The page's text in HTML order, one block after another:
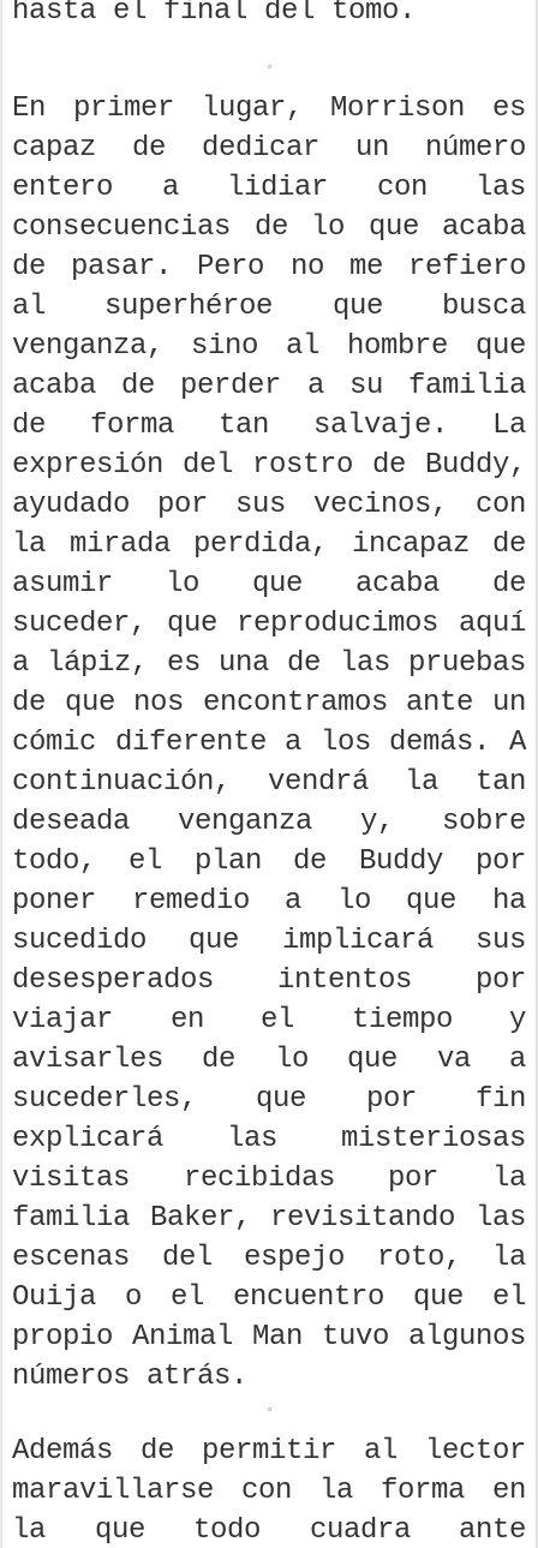
hasta el final del tomo.
En primer lugar, Morrison es
capaz de dedicar un número
entero a lidiar con las
consecuencias de lo que acaba
de pasar. Pero no me refiero
al superhéroe que busca
venganza, sino al hombre que
acaba de perder a su familia
de forma tan salvaje. La
expresión del rostro de Buddy,
ayudado por sus vecinos, con
la mirada perdida, incapaz de
asumir lo que acaba de
suceder, que reproducimos aquí
a lápiz, es una de las pruebas
de que nos encontramos ante un
cómic diferente a los demás. A
continuación, vendrá la tan
deseada venganza y, sobre
todo, el plan de Buddy por
poner remedio a lo que ha
sucedido que implicará sus
desesperados intentos por
viajar en el tiempo y
avisarles de lo que va a
sucederles, que por fin
explicará las misteriosas
visitas recibidas por la
familia Baker, revisitando las
escenas del espejo roto, la
Ouija o el encuentro que el
propio Animal Man tuvo algunos
números atrás.
Además de permitir al lector
maravillarse con la forma en
la que todo cuadra ante